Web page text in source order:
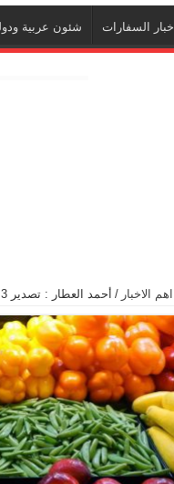
اخبار السفارات شئون عربية
اهم الاخبار / أحمد العطار : تصدير 3 ملايين طن حاصلات زراعية خلال الربع الأول من 2020